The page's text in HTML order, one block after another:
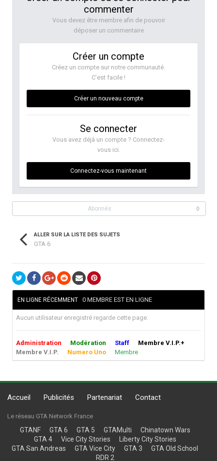
commenter
Vous devez être membre afin de pouvoir
déposer un commentaire
Créer un compte
Créez un compte sur notre communauté.
C’est facile !
Créer un nouveau compte
Se connecter
Vous avez déjà un compte ? Connectez-
vous ici.
Connectez-vous maintenant
Abonnés 0
ALLER SUR LA LISTE DES SUJETS
GTA 6
EN LIGNE RÉCEMMENT 0 MEMBRE EST EN LIGNE
Aucun utilisateur enregistré regarde cette page.
Administration Modération Staff
Membre V.I.P.+
Membre V.I.P.
Numero Uno Membre
Accueil Publicités Partenariat Contact
Le réseau GTA Network France
GTANF GTA 6 GTA 5 GTAMulti
Chinatown Wars
GTA 4
Vice City Stories
Liberty City Stories
GTA San Andreas
GTA Vice City GTA 3
GTA Old School
RDR 2